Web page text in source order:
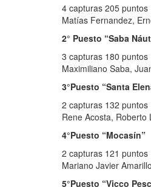
4 capturas 205 puntos
Matías Fernandez,
2° Puesto “Saba
3 capturas 180 puntos
Maximiliano Saba,
3°Puesto “Santa
2 capturas 132 puntos
Rene Acosta,
4°Puesto “Mocasín”
2 capturas 121 puntos
Mariano Javier
5°Puesto “Vicco